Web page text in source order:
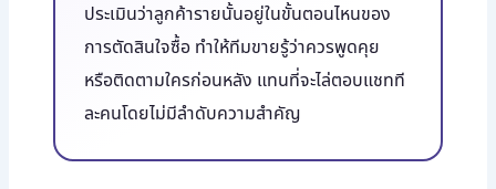
ประเมินว่าลูกค้ารายนั้นอยู่ในขั้นตอนไหนของ
การตัดสินใจซื้อ ทำให้ทีมขายรู้ว่าควรพูดคุย
หรือติดตามใครก่อนหลัง แทนที่จะไล่ตอบแชทที
ละคนโดยไม่มีลำดับความสำคัญ